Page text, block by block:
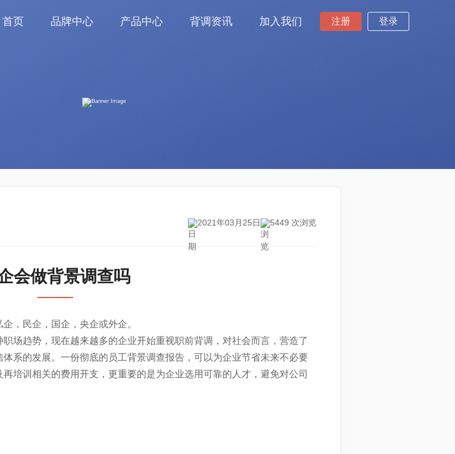
首页 品牌中心 产品中心 背调资讯 加入我们 注册 登录
2021年03月25日 5449 次浏览
会做背景调查吗
，民企，国企，央企或外企。
场趋势，现在越来越多的企业开始重视职前背调，对社会而言，营造了
系的发展。一份彻底的员工背景调查报告，可以为企业节省未来不必要
培训相关的费用开支，更重要的是为企业选用可靠的人才，避免对公司